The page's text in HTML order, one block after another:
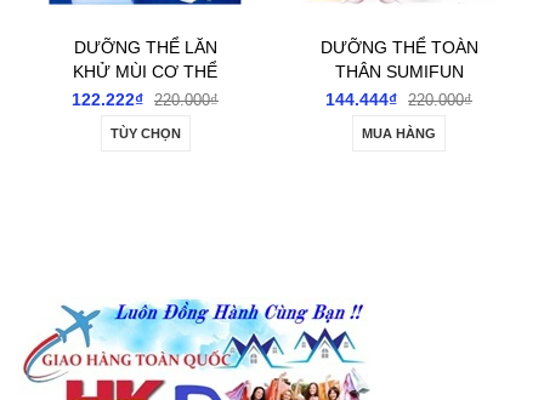
DƯỠNG THỂ TOÀN
THÂN SUMIFUN
INTIMATE
20GR- DƯỠNG ẨM,
144.444₫ 220.000₫
MUA HÀNG
NEW DẦU NÓNG CẠO
GIÓ ĐẢ THÔNG KINH
LẠC CỔN CỔN
50ML- GIÚP CẢI
166.666₫ 320.000₫
TÙY CHỌN